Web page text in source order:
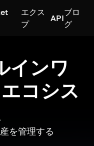
エクス
プ
API
ブロ
グ
インワ
コシス
を管理する